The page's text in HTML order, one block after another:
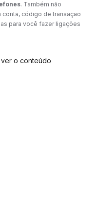
. Também não
código de transação
para você fazer ligações
o conteúdo